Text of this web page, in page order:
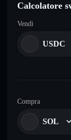
Calcolatore
Vendi
USDC
Compra
SOL